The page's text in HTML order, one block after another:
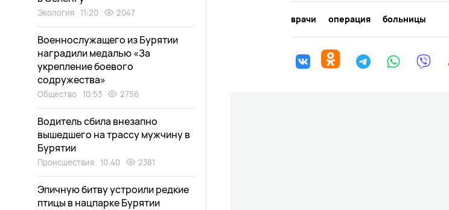
врачи операция больницы
Экология 11:20 2047
Военнослужащего из Бурятии
наградили медалью «За
укрепление боевого
содружества»
Общество 10:53 2756
Водитель сбила внезапно
вышедшего на трассу мужчину в
Бурятии
Происшествия 10:40 2381
Эпичную битву устроили редкие
птицы в нацпарке Бурятии